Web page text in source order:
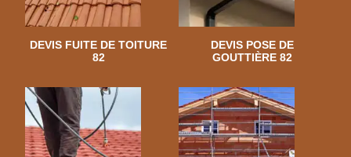
DEVIS FUITE DE TOITURE
82
DEVIS POSE DE
GOUTTIÈRE 82